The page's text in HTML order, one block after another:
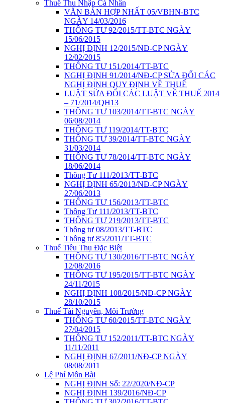
Thuế Thu Nhập Cá Nhân
VĂN BẢN HỢP NHẤT 05/VBHN-BTC
NGÀY 14/03/2016
THÔNG TƯ 92/2015/TT-BTC NGÀY
15/06/2015
NGHỊ ĐỊNH 12/2015/NĐ-CP NGÀY
12/02/2015
THÔNG TƯ 151/2014/TT-BTC
NGHỊ ĐỊNH 91/2014/NĐ-CP SỬA ĐỔI CÁC
NGHỊ ĐỊNH QUY ĐỊNH VỀ THUẾ
LUẬT SỬA ĐỔI CÁC LUẬT VỀ THUẾ 2014
– 71/2014/QH13
THÔNG TƯ 103/2014/TT-BTC NGÀY
06/08/2014
THÔNG TƯ 119/2014/TT-BTC
THÔNG TƯ 39/2014/TT-BTC NGÀY
31/03/2014
THÔNG TƯ 78/2014/TT-BTC NGÀY
18/06/2014
Thông Tư 111/2013/TT-BTC
NGHỊ ĐỊNH 65/2013/NĐ-CP NGÀY
27/06/2013
THÔNG TƯ 156/2013/TT-BTC
Thông Tư 111/2013/TT-BTC
THÔNG TƯ 219/2013/TT-BTC
Thông tư 08/2013/TT-BTC
Thông tư 85/2011/TT-BTC
Thuế Tiêu Thụ Đặc Biệt
THÔNG TƯ 130/2016/TT-BTC NGÀY
12/08/2016
THÔNG TƯ 195/2015/TT-BTC NGÀY
24/11/2015
NGHỊ ĐỊNH 108/2015/NĐ-CP NGÀY
28/10/2015
Thuế Tài Nguyên, Môi Trường
THÔNG TƯ 60/2015/TT-BTC NGÀY
27/04/2015
THÔNG TƯ 152/2011/TT-BTC NGÀY
11/11/2011
NGHỊ ĐỊNH 67/2011/NĐ-CP NGÀY
08/08/2011
Lệ Phí Môn Bài
NGHỊ ĐỊNH Số: 22/2020/NĐ-CP
NGHỊ ĐỊNH 139/2016/NĐ-CP